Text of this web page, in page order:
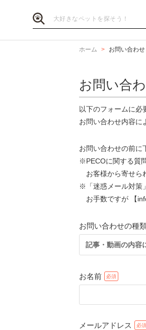
ホーム お問い合わせ
お問い合
以下のフォームに必
お問い合わせ内容に
お問い合わせの前に
※PECOに関する質
お客様から寄せら
※「迷惑メール対策
お手数ですが 【
お問い合わせの種
記事・動画の内容
お名前
メールアドレス